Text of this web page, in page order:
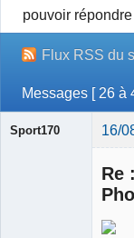
pouvoir répondre
Flux RSS du
Messages [ 26 à
Sport170 16/
Re